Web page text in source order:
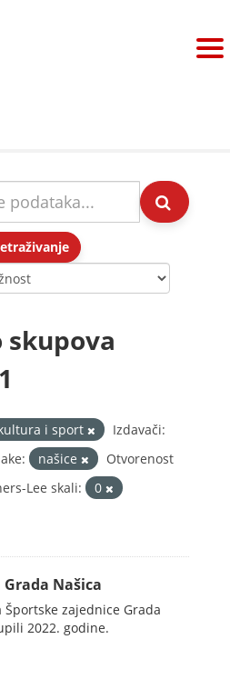
skupova
i sport
Izdavači:
našice
Otvorenost
Lee skali:
0
Našica
zajednice Grada
2022. godine.